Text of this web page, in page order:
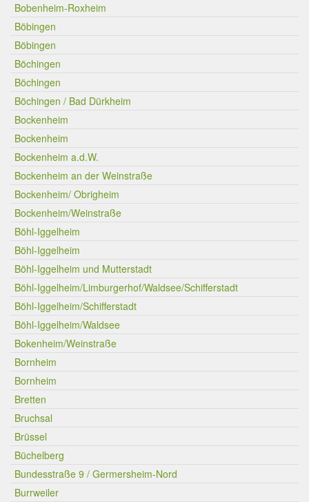
Bobenheim-Roxheim
Böbingen
Böbingen
Böchingen
Böchingen
Böchingen / Bad Dürkheim
Bockenheim
Bockenheim
Bockenheim a.d.W.
Bockenheim an der Weinstraße
Bockenheim/ Obrigheim
Bockenheim/Weinstraße
Böhl-Iggelheim
Böhl-Iggelheim
Böhl-Iggelheim und Mutterstadt
Böhl-Iggelheim/Limburgerhof/Waldsee/Schifferstadt
Böhl-Iggelheim/Schifferstadt
Böhl-Iggelheim/Waldsee
Bokenheim/Weinstraße
Bornheim
Bornheim
Bretten
Bruchsal
Brüssel
Büchelberg
Bundesstraße 9 / Germersheim-Nord
Burrweiler